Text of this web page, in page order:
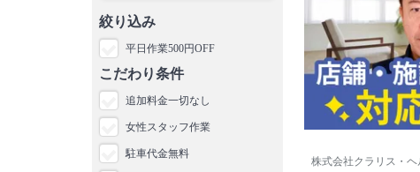
絞り込み
平日作業500円OFF
こだわり条件
追加料金一切なし
女性スタッフ作業
駐車代金無料
株式会社クラリス・